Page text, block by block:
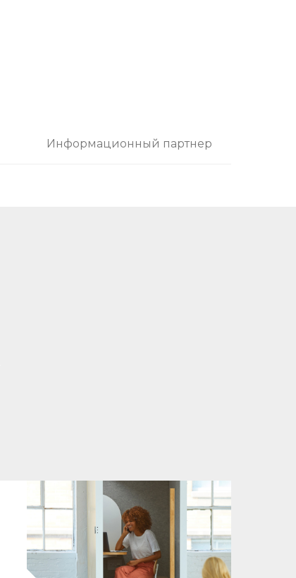
Информационный партнер